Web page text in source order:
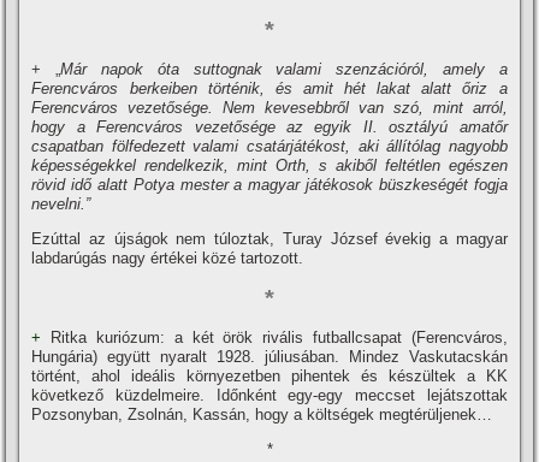
*
+ „Már napok óta suttognak valami szenzációról, amely a
Ferencváros berkeiben történik, és amit hét lakat alatt őriz a
Ferencváros vezetősége. Nem kevesebbről van szó, mint arról,
hogy a Ferencváros vezetősége az egyik II. osztályú amatőr
csapatban fölfedezett valami csatárjátékost, aki állí­tólag nagyobb
képességekkel rendelkezik, mint Orth, s akiből feltétlen egészen
rövid idő alatt Potya mester a magyar játékosok büszkeségét fogja
nevelni.”
Ezúttal az újságok nem túloztak, Turay József évekig a magyar
labdarúgás nagy értékei közé tartozott.
*
+ Ritka kuriózum: a két örök rivális futballcsapat (Ferencváros,
Hungária) együtt nyaralt 1928. júliusában. Mindez Vaskutacskán
történt, ahol ideális környezetben pihentek és készültek a KK
következő küzdelmeire. Időnként egy-egy meccset lejátszottak
Pozsonyban, Zsolnán, Kassán, hogy a költségek megtérüljenek…
*